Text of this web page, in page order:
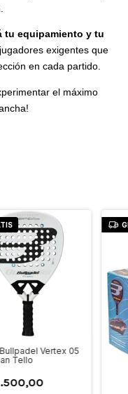
tu equipamiento y tu
exigentes que
en cada partido.
el máximo
Vertex 05
Tello